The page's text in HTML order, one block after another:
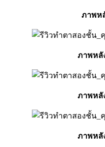
ภาพห
ภาพหลั
ภาพหลั
ภาพหลั